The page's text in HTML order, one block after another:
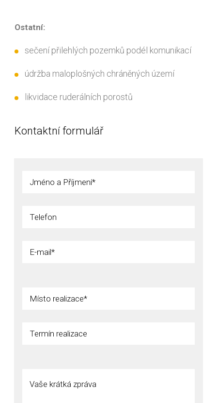
Ostatní:
sečení přilehlých pozemků podél komunikací
údržba maloplošných chráněných území
likvidace ruderálních porostů
Kontaktní formulář